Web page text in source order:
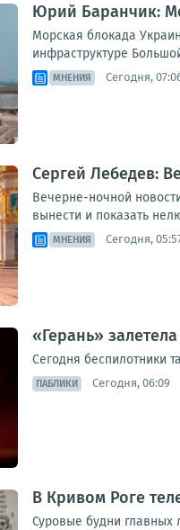
Юрий Баранчик:
Морская блокада
инфраструктуре
МНЕНИЯ Сегодня,
Сергей Лебедев:
Вечерне-ночной
вынести и показать
МНЕНИЯ Сегодня,
«Герань»
Сегодня беспилотники
ПАБЛИКИ Сегодня, 06:09
В Кривом Роге
Суровые будни главных